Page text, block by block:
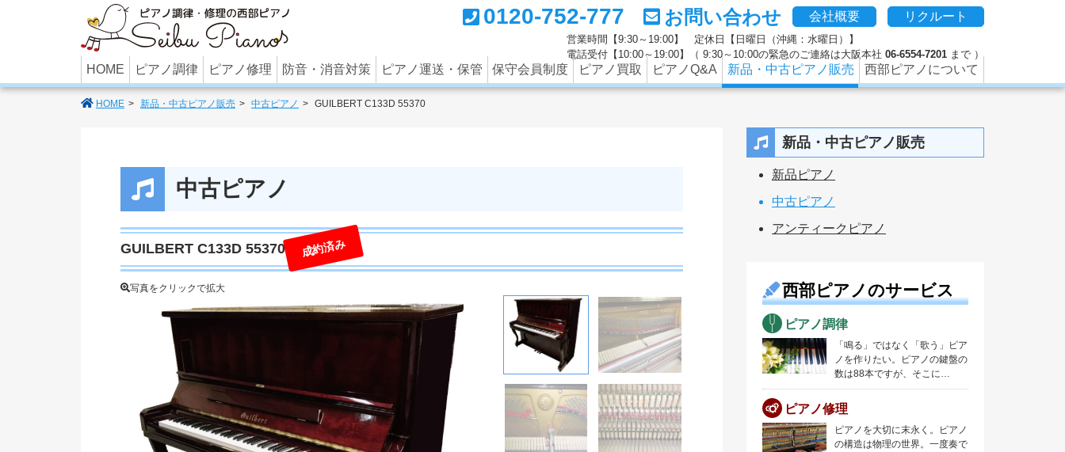
あなたのパートナーの西部ピアノでは調律のみならず、中古ピアノの買取、修理やクリーニング、防音などのピアノに関するさまざま
0120-752-777 お問い合わせ 会社概要 リクルート
営業時間【9:30～19:00】 定休日【日曜日（沖縄：水曜日）】
電話受付【10:00～19:00】（ 9:30～10:00の緊急のご連絡は大阪本社 06-6554-7201 まで ）
HOME ピアノ調律 ピアノ修理 防音・消音対策 ピアノ運送・保管 保守会員制度 ピアノ買取 ピアノQ&A 新品・中古ピアノ販売 西部ピアノについて
HOME 新品・中古ピアノ販売 中古ピアノ GUILBERT C133D 55370
中古ピアノ
GUILBERT C133D 55370 成約済み
写真をクリックで拡大
新品・中古ピアノ販売
新品ピアノ
中古ピアノ
アンティークピアノ
西部ピアノのサービス
ピアノ調律
「鳴る」ではなく「歌う」ピア
ノを作りたい。ピアノの鍵盤の
数は88本ですが、そこに…
ピアノ修理
ピアノを大切に末永く。ピアノ
の構造は物理の世界。一度奏で